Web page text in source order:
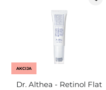
AKCIJA
Dr. Althea - Retinol Flat